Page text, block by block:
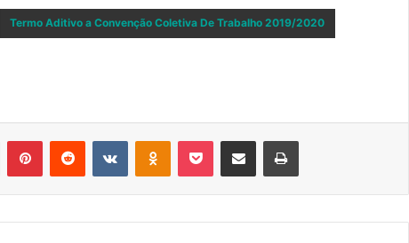
Termo Aditivo a Convenção Coletiva De Trabalho 2019/2020
Tumblr PinterestReddit VK OK Pocket Compartilhar via e-mail Imprimir